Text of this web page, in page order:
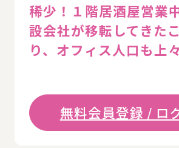
稀少！１階居酒屋営
設会社が移転してきた
り、オフィス人口も上々
無料会員登録 / ロ